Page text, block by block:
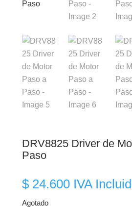
DRV8825 Driver de
Paso
$24.600 IVA
Agotado